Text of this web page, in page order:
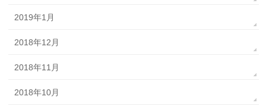
2019年1月
2018年12月
2018年11月
2018年10月